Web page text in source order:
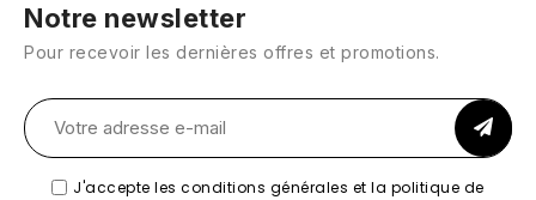
Notre newsletter
Pour recevoir les dernières offres et promotions.
J'accepte les conditions générales et la politique de